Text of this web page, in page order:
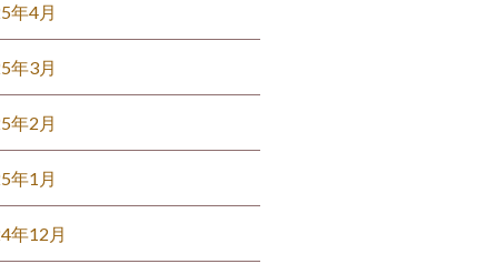
年4月
年3月
年2月
年1月
年12月